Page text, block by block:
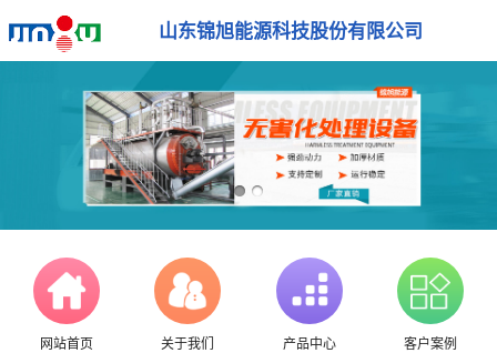
山东锦旭能源科技股份有限公司
网站首页 关于我们 产品中心 客户案例